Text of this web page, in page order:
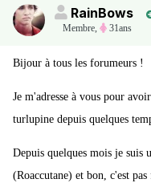
RainBows
Membre, 31ans
Bijour à tous les forumeurs !
Je m'adresse à vous pour
turlupine depuis quelques
Depuis quelques mois je suis
(Roaccutane) et bon, c'est